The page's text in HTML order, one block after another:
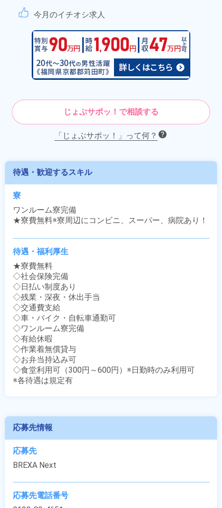
今月のイチオシ求人
じょぶサポッ！で相談する
「じょぶサポッ！」って何？
待遇・歓迎するスキル
寮
ワンルーム寮完備
★寮費無料※寮周辺にコンビニ、スーパー、病院あり！
待遇・福利厚生
★寮費無料
◇社会保険完備
◇日払い制度あり
◇残業・深夜・休出手当
◇交通費支給
◇車・バイク・自転車通勤可
◇ワンルーム寮完備
◇有給休暇
◇作業着無償貸与
◇お弁当持込み可
◇食堂利用可（300円～600円）※日勤時のみ利用可
※各待遇は規定有
応募先情報
応募先
BREXA Next
応募先電話番号